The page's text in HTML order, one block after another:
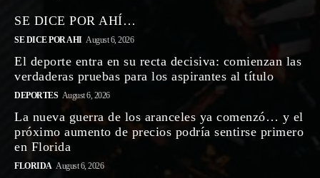
SE DICE POR AHÍ…
SE DICE POR AHI August 6, 2026
El deporte entra en su recta decisiva: comienzan las
verdaderas pruebas para los aspirantes al título
DEPORTES August 6, 2026
La nueva guerra de los aranceles ya comenzó… y el
próximo aumento de precios podría sentirse primero
en Florida
FLORIDA August 6, 2026